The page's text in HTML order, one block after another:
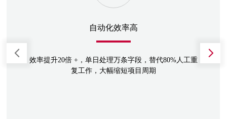
自动化效率高
效率提升20倍 +，单日处理万条字段，替代80%人工重
复工作，大幅缩短项目周期